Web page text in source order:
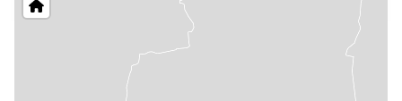
Pro-capite
2,25 €